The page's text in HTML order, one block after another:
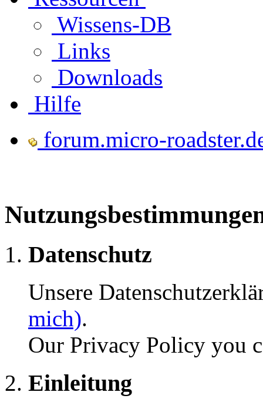
Wissens-DB
Links
Downloads
Hilfe
forum.micro-
Datenschutz
Unsere
mich).
Our Privacy Policy you
Einleitung